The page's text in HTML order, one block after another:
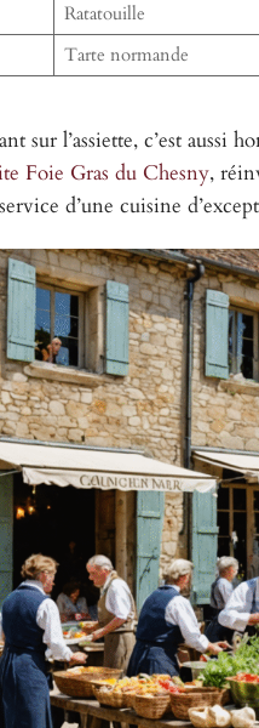
Ratatouille
Tarte normande
l’assiette, c’est aussi
Foie Gras du Chesny,
d’une cuisine